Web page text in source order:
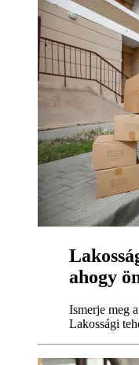
ahogy
Ismerje meg
Lakossági